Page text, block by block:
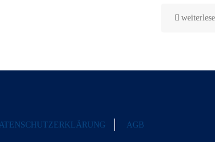
AGB